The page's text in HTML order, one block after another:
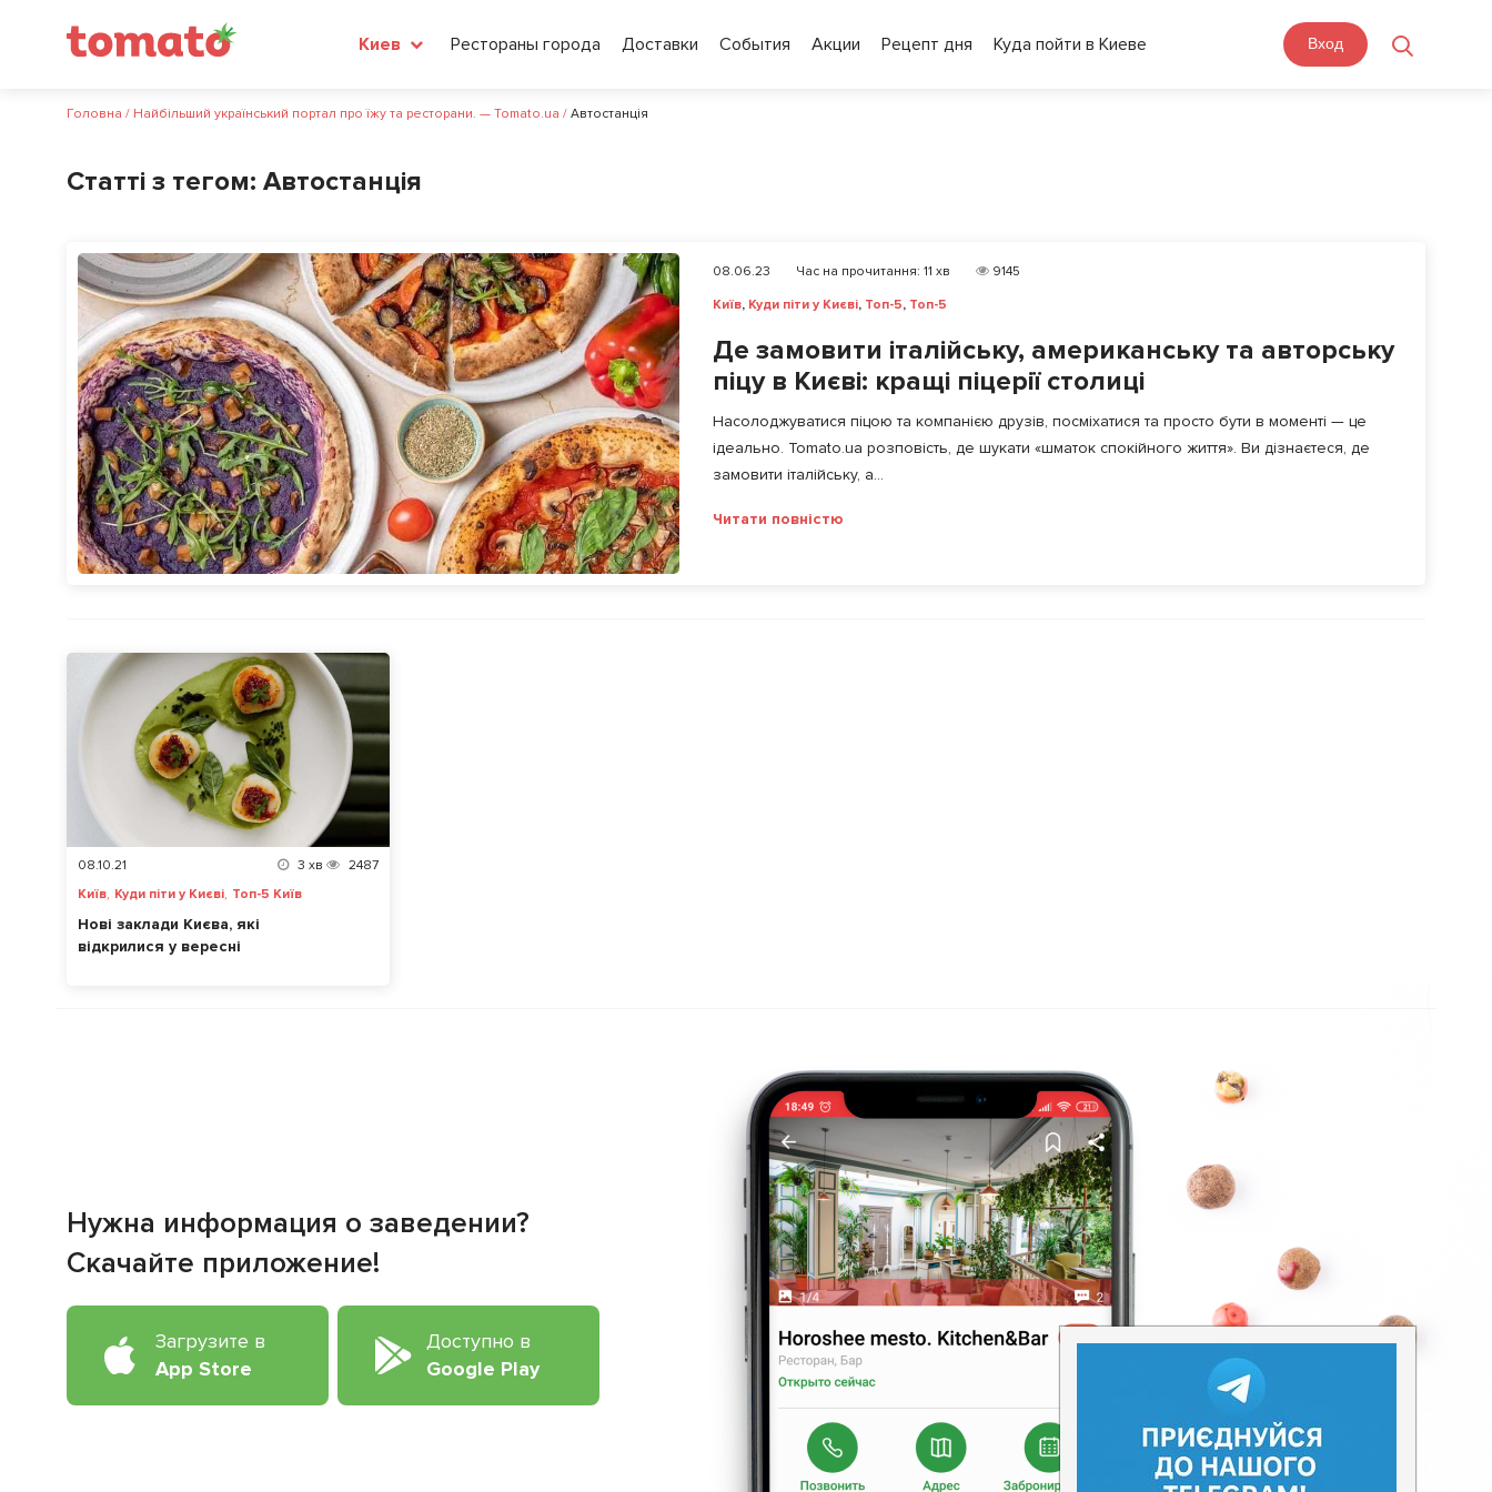
Киев Рестораны города Доставки События Акции Рецепт дня Куда пойти в Киеве Вход
Головна / Найбільший український портал про їжу та ресторани. — Tomato.ua / Автостанція
Статті з тегом: Автостанція
08.06.23 Час на прочитання: 11 хв
9145
Київ, Куди піти у Києві, Топ-5, Топ-5
Де замовити італійську, американську та авторську
піцу в Києві: кращі піцерії столиці
Насолоджуватися піцою та компанією друзів, посміхатися та просто бути в моменті — це
ідеально. Tomato.ua розповість, де шукати «шматок спокійного життя». Ви дізнаєтеся, де
замовити італійську, а...
Читати повністю
08.10.21 3 хв
2487
Київ, Куди піти у Києві, Топ-5 Київ
Нові заклади Києва, які
відкрилися у вересні
Нужна информация о заведении?
Скачайте приложение!
Загрузите в
App Store
Доступно в
Google Play